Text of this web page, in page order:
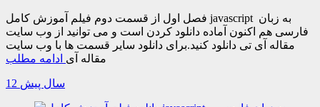
فصل اول از قسمت دوم فیلم آموزش کامل javascript به زبان
فارسی هم اکنون آماده دانلود کردن است و می توانید از وب سایت
مقاله آی تی دانلود کنید.برای دانلود سایر قسمت ها با وب سایت
مقاله آی ادامه مطلب
12 سال پیش